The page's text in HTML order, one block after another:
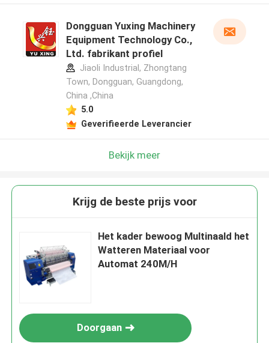
Dongguan Yuxing Machinery
Equipment Technology Co.,
Ltd. fabrikant profiel
Jiaoli Industrial, Zhongtang
Town, Dongguan, Guangdong,
China ,China
5.0
Geverifieerde Leverancier
Bekijk meer
Krijg de beste prijs voor
Het kader bewoog Multinaald het
Watteren Materiaal voor
Automat 240M/H
Doorgaan